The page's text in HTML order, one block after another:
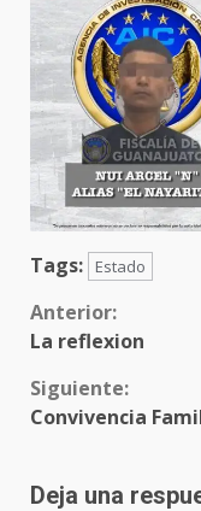
Tags: Estado
Sigue
Anterior:
La reflexion
Siguiente:
Convivencia
Deja una